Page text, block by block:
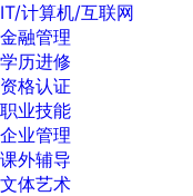
IT/计算机/互联网
金融管理
学历进修
资格认证
职业技能
企业管理
课外辅导
文体艺术